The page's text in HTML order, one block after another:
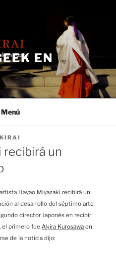
EN
Menú
KIRAI
recibirá un
Hayao Miyazaki recibirá un
al desarrollo del séptimo arte
director Japonés en recibir
el primero fue Akira Kurosawa en
de la noticia dijo: